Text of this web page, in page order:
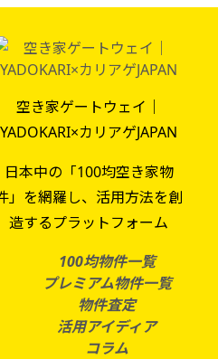
空き家ゲートウェイ｜
YADOKARI×カリアゲJAPAN
日本中の「100均空き家物
」を網羅し、活用方法を創
造するプラットフォーム
100均物件一覧
プレミアム物件一覧
物件査定
活用アイディア
コラム